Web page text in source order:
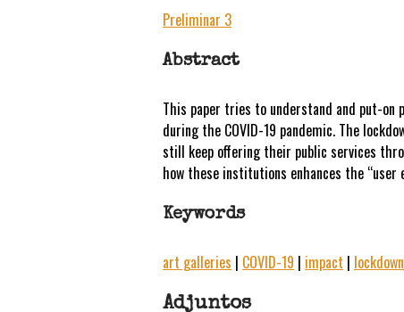
Preliminar 3
Abstract
This paper tries to understand and put-
during the COVID-19 pandemic. The
still keep offering their public services
how these institutions enhances the
Keywords
art galleries | COVID-19 | impact | lockdown
Adjuntos